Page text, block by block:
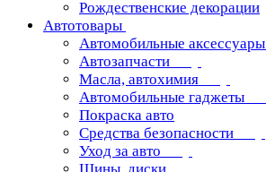
Рождественские декорации
Автотовары
Автомобильные аксессуары
Автозапчасти
Масла, автохимия
Автомобильные гаджеты
Покраска авто
Средства безопасности
Уход за авто